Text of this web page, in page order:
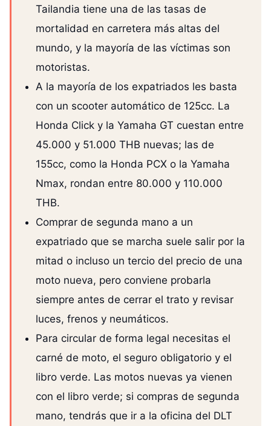
Tailandia tiene una de las tasas de
mortalidad en carretera más altas del
mundo, y la mayoría de las víctimas son
motoristas.
A la mayoría de los expatriados les basta
con un scooter automático de 125cc. La
Honda Click y la Yamaha GT cuestan entre
45.000 y 51.000 THB nuevas; las de
155cc, como la Honda PCX o la Yamaha
Nmax, rondan entre 80.000 y 110.000
THB.
Comprar de segunda mano a un
expatriado que se marcha suele salir por la
mitad o incluso un tercio del precio de una
moto nueva, pero conviene probarla
siempre antes de cerrar el trato y revisar
luces, frenos y neumáticos.
Para circular de forma legal necesitas el
carné de moto, el seguro obligatorio y el
libro verde. Las motos nuevas ya vienen
con el libro verde; si compras de segunda
mano, tendrás que ir a la oficina del DLT